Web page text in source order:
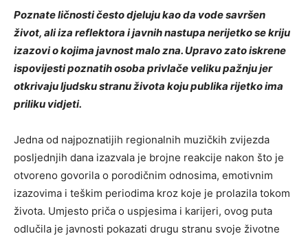
Poznate ličnosti često djeluju kao da vode savršen
život, ali iza reflektora i javnih nastupa nerijetko se kriju
izazovi o kojima javnost malo zna. Upravo zato iskrene
ispovijesti poznatih osoba privlače veliku pažnju jer
otkrivaju ljudsku stranu života koju publika rijetko ima
priliku vidjeti.
Jedna od najpoznatijih regionalnih muzičkih zvijezda
posljednjih dana izazvala je brojne reakcije nakon što je
otvoreno govorila o porodičnim odnosima, emotivnim
izazovima i teškim periodima kroz koje je prolazila tokom
života. Umjesto priča o uspjesima i karijeri, ovog puta
odlučila je javnosti pokazati drugu stranu svoje životne